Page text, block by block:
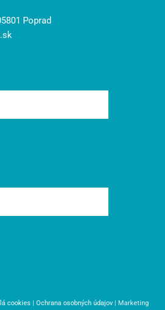
Poprad
cookies | Ochrana osobných údajov | Marketing